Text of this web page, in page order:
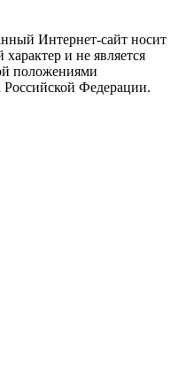
Интернет-сайт носит
и не является
положениями
Российской Федерации.